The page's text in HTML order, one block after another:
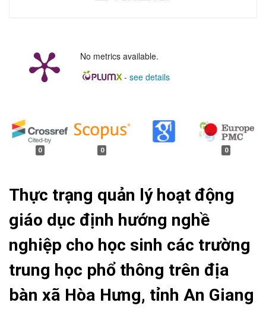
No metrics available.
- see details
0 0 0
Thực trạng quản lý hoạt động
giáo dục định hướng nghề
nghiệp cho học sinh các trường
trung học phổ thông trên địa
bàn xã Hòa Hưng, tỉnh An Giang